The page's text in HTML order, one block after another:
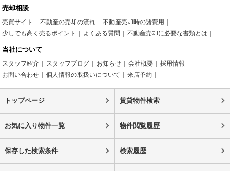
売却相談
売買サイト 不動産の売却の流れ
不動産売却時の諸費用
少しでも高く売るポイント
よくある質問 不動産売却に必要な書類とは
当社について
スタッフ紹介 スタッフブログ お知らせ 会社概要
採用情報
お問い合わせ
個人情報の取扱いについて 来店予約
トップページ 賃貸物件検索
お気に入り物件一覧 物件閲覧履歴
保存した検索条件 検索履歴